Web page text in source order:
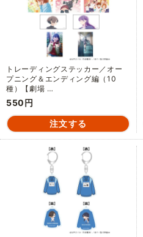
トレーディングステッカー／オー
プニング＆エンディング編（10
種）【劇場 …
550円